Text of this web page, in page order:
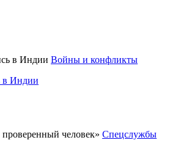
Войны и конфликты
в Индии
Спецслужбы